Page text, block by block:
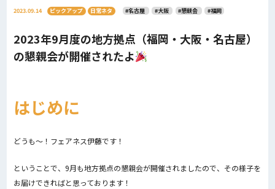
2023.09.14 ピックアップ 日常ネタ #名古屋 #大阪 #懇親会 #福岡
2023年9月度の地方拠点（福岡・大阪・名古屋）
の懇親会が開催されたよ
はじめに
どうも～！フェアネス伊藤です！
ということで、9月も地方拠点の懇親会が開催されましたので、その様子を
お届けできればと思っております！